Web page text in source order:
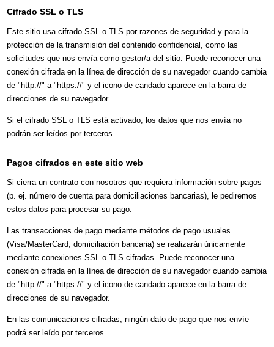
Cifrado SSL o TLS
Este sitio usa cifrado SSL o TLS por razones de seguridad y para la
protección de la transmisión del contenido confidencial, como las
solicitudes que nos envía como gestor/a del sitio. Puede reconocer una
conexión cifrada en la línea de dirección de su navegador cuando cambia
de "http://" a "https://" y el icono de candado aparece en la barra de
direcciones de su navegador.
Si el cifrado SSL o TLS está activado, los datos que nos envía no
podrán ser leídos por terceros.
Pagos cifrados en este sitio web
Si cierra un contrato con nosotros que requiera información sobre pagos
(p. ej. número de cuenta para domiciliaciones bancarias), le pediremos
estos datos para procesar su pago.
Las transacciones de pago mediante métodos de pago usuales
(Visa/MasterCard, domiciliación bancaria) se realizarán únicamente
mediante conexiones SSL o TLS cifradas. Puede reconocer una
conexión cifrada en la línea de dirección de su navegador cuando cambia
de "http://" a "https://" y el icono de candado aparece en la barra de
direcciones de su navegador.
En las comunicaciones cifradas, ningún dato de pago que nos envíe
podrá ser leído por terceros.